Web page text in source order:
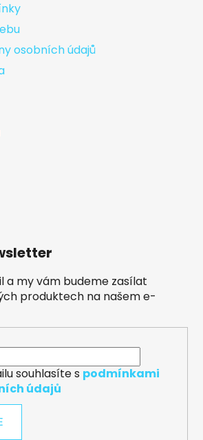
osobních údajů
a my vám budeme zasílat
produktech na našem e-
souhlasíte s podmínkami
údajů